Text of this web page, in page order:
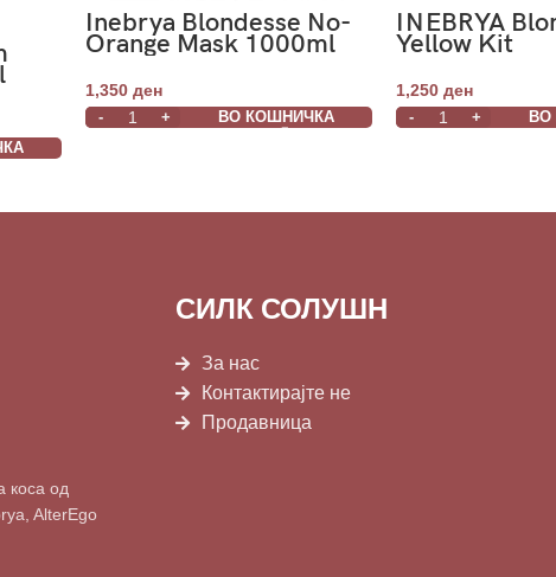
Inebrya Blondesse No-
Orange Mask 1000ml
1,350 ден
ВО КОШНИЧКА
INEBRYA
Yellow Kit
1,250 ден
ВО
коса од
AlterEgo
СИЛК СОЛУШН
За нас
Контактирајте не
Продавница